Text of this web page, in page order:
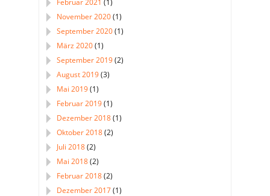
November 2020(1)
September 2020(1)
März 2020(1)
September 2019(2)
August 2019(3)
Mai 2019(1)
Februar 2019(1)
Dezember 2018(1)
Oktober 2018(2)
Juli 2018(2)
Mai 2018(2)
Februar 2018(2)
Dezember 2017(1)